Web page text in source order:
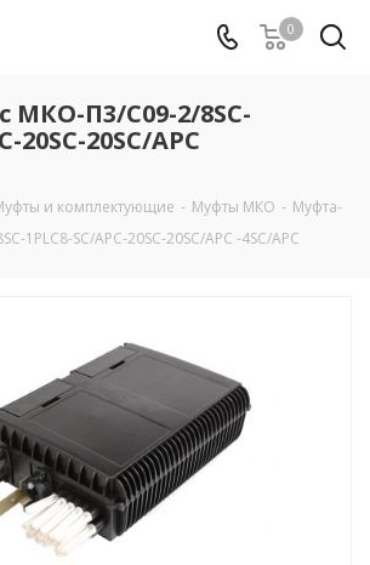
0
МКО-П3/С09-2/8SC-
20SC-20SC/APC
и комплектующие - Муфты МКО - Муфта-
1PLC8-SC/APC-20SC-20SC/APC -4SC/APC